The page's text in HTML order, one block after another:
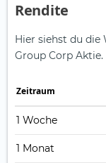
Rendite
Hier siehst du
Group Corp Aktie.
Zeitraum
1 Woche
1 Monat